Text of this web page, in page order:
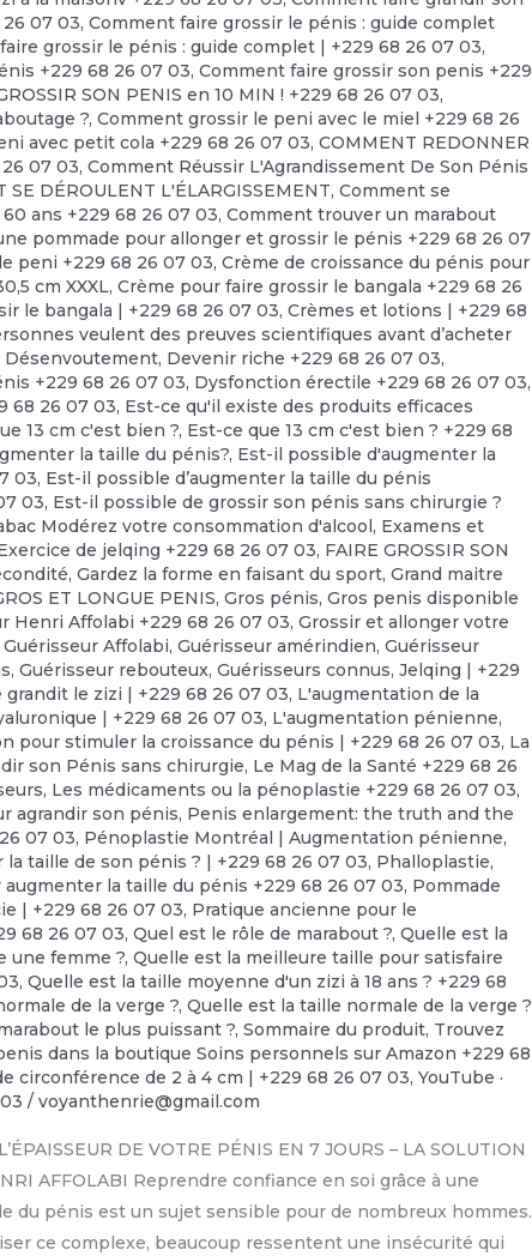
07 03,Comment faire grossir le pénis : guide complet
grossir le pénis : guide complet | +229 68 26 07 03,
+229 68 26 07 03,Comment faire grossir son penis +229
SON PENIS en 10 MIN ! +229 68 26 07 03,
?,Comment grossir le peni avec le miel +229 68 26
avec petit cola +229 68 26 07 03,COMMENT REDONNER
26 07 03,Comment Réussir L'Agrandissement De Son Pénis
SE DÉROULENT L'ÉLARGISSEMENT,Comment se
ans +229 68 26 07 03,Comment trouver un marabout
pommade pour allonger et grossir le pénis +229 68 26 07
peni +229 68 26 07 03,Crème de croissance du pénis pour
cm XXXL,Crème pour faire grossir le bangala +229 68 26
le bangala | +229 68 26 07 03,Crèmes et lotions | +229 68
veulent des preuves scientifiques avant d’acheter
Désenvoutement, Devenir riche +229 68 26 07 03,
+229 68 26 07 03, Dysfonction érectile +229 68 26 07 03,
68 26 07 03, Est-ce qu'il existe des produits efficaces
13 cm c'est bien ?, Est-ce que 13 cm c'est bien ? +229 68
la taille du pénis?, Est-il possible d'augmenter la
03, Est-il possible d’augmenter la taille du pénis
03, Est-il possible de grossir son pénis sans chirurgie ?
Modérez votre consommation d'alcool , Examens et
de jelqing +229 68 26 07 03, FAIRE GROSSIR SON
,Gardez la forme en faisant du sport,Grand maitre
ET LONGUE PENIS,Gros pénis,Gros penis disponible
Henri Affolabi +229 68 26 07 03,Grossir et allonger votre
Guérisseur Affolabi,Guérisseur amérindien,Guérisseur
,Guérisseur rebouteux,Guérisseurs connus,Jelqing | +229
grandit le zizi | +229 68 26 07 03, L'augmentation de la
| +229 68 26 07 03, L'augmentation pénienne,
pour stimuler la croissance du pénis | +229 68 26 07 03, La
son Pénis sans chirurgie, Le Mag de la Santé +229 68 26
, Les médicaments ou la pénoplastie +229 68 26 07 03,
agrandir son pénis, Penis enlargement: the truth and the
07 03, Pénoplastie Montréal | Augmentation pénienne,
taille de son pénis ? | +229 68 26 07 03, Phalloplastie,
la taille du pénis +229 68 26 07 03, Pommade
| +229 68 26 07 03, Pratique ancienne pour le
68 26 07 03,Quel est le rôle de marabout ?,Quelle est la
une femme ?,Quelle est la meilleure taille pour satisfaire
,Quelle est la taille moyenne d'un zizi à 18 ans ? +229 68
de la verge ?,Quelle est la taille normale de la verge ?
le plus puissant ?,Sommaire du produit, Trouvez
dans la boutique Soins personnels sur Amazon +229 68
circonférence de 2 à 4 cm | +229 68 26 07 03,YouTube ·
/voyanthenrie@gmail.com
DE VOTRE PÉNIS EN 7 JOURS – LA SOLUTION
AFFOLABI Reprendre confiance en soi grâce à une
du pénis est un sujet sensible pour de nombreux hommes.
ce complexe, beaucoup ressentent une insécurité qui